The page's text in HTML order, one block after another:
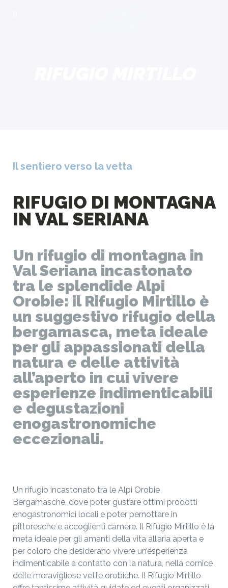
Il sentiero verso la vetta
RIFUGIO DI MONTAGNA
IN VAL SERIANA
Un rifugio di montagna in
Val Seriana incastonato
tra le splendide Alpi
Orobie: il Rifugio Mirtillo è
un suggestivo rifugio della
bergamasca, meta ideale
per gli appassionati della
natura e delle attività
all’aperto in cui vivere
esperienze indimenticabili
e degustazioni
enogastronomiche
eccezionali.
Un rifugio incastonato tra le Alpi Orobie
Bergamasche, dove poter gustare ottimi prodotti
enogastronomici locali e poter pernottare in
pittoresche e accoglienti camere. Il Rifugio Mirtillo è la
meta ideale per gli amanti della vita all’aria aperta e
per coloro che desiderano vivere un’esperienza
indimenticabile a contatto con la natura, nella cornice
delle meravigliose vette orobiche. Il Rifugio Mirtillo